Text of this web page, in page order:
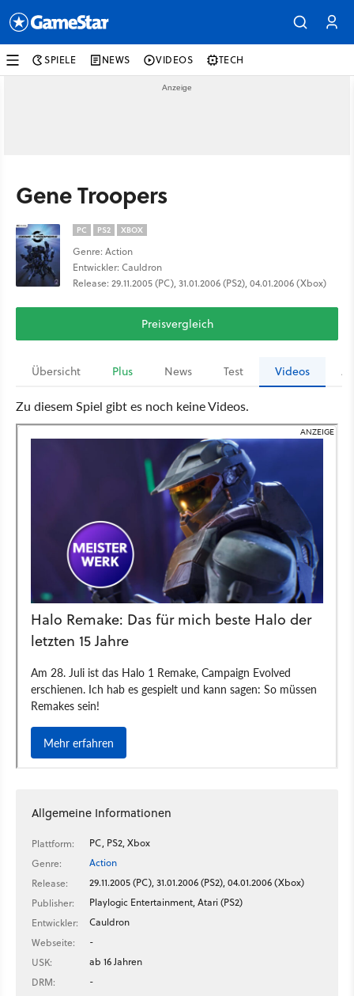
SPIELE NEWS VIDEOS TECH
Gene Troopers
PC PS2 XBOX
Genre: Action
Entwickler: Cauldron
Release: 29.11.2005 (PC), 31.01.2006 (PS2), 04.01.2006 (Xbox)
Preisvergleich
Übersicht Plus News Test Videos
Zu diesem Spiel gibt es noch keine Videos.
Allgemeine Informationen
Plattform:
PC, PS2, Xbox
Genre:
Action
Release:
29.11.2005 (PC), 31.01.2006 (PS2), 04.01.2006 (Xbox)
Publisher:
Playlogic Entertainment, Atari (PS2)
Entwickler:
Cauldron
Webseite:
-
USK:
ab 16 Jahren
DRM:
-